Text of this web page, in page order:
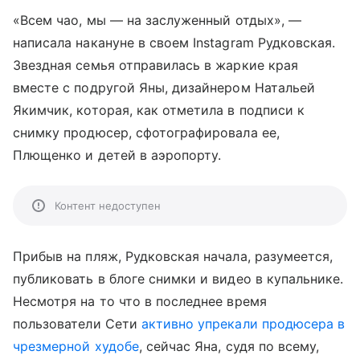
«Всем чао, мы —на заслуженный отдых», —
написала накануне в своем Instagram Рудковская.
Звездная семья отправилась в жаркие края
вместе с подругой Яны, дизайнером Натальей
Якимчик, которая, как отметила в подписи к
снимку продюсер, сфотографировала ее,
Плющенко и детей в аэропорту.
Контент недоступен
Прибыв на пляж, Рудковская начала, разумеется,
публиковать в блоге снимки и видео в купальнике.
Несмотря на то что в последнее время
пользователи Сети активно упрекали продюсера в
чрезмерной худобе, сейчас Яна, судя по всему,